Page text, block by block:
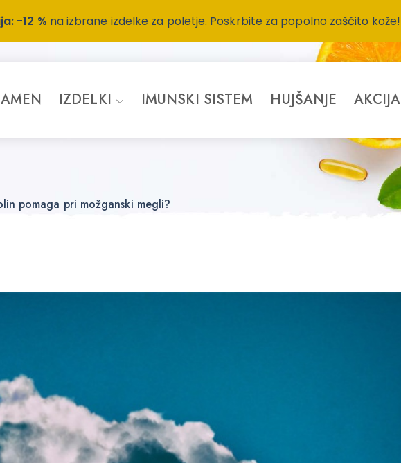
IZDELKI IMUNSKI SISTEM HUJŠANJE AKCIJA
pomaga pri možganski megli?
-12 % na izbrane izdelke za poletje. Poskrbite za popolno zaščito kože!